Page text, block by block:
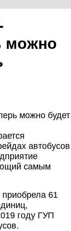
можно
автобусов
самым
61
году ГУП